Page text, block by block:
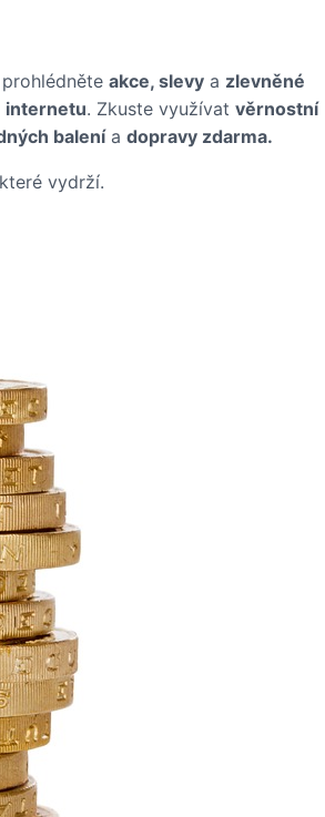
akce, slevy a zlevněné
internetu. Zkuste využívat věrnostní
balenía dopravy zdarma.
které vydrží.